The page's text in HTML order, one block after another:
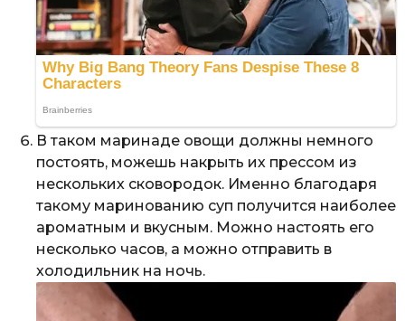
В таком маринаде овощи должны немного
постоять, можешь накрыть их прессом из
нескольких сковородок. Именно благодаря
такому маринованию суп получится наиболее
ароматным и вкусным. Можно настоять его
несколько часов, а можно отправить в
холодильник на ночь.